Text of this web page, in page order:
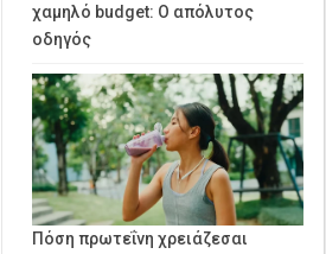
χαμηλό budget: Ο απόλυτος
οδηγός
Πόση πρωτεΐνη χρειάζεσαι